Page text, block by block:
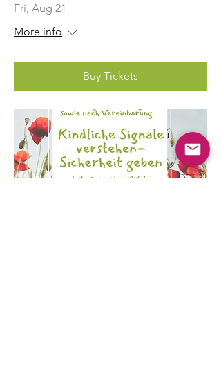
Fri, Aug 21
More info
Buy Tickets